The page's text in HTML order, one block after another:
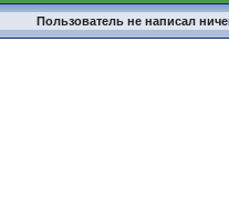
Пользователь не написал